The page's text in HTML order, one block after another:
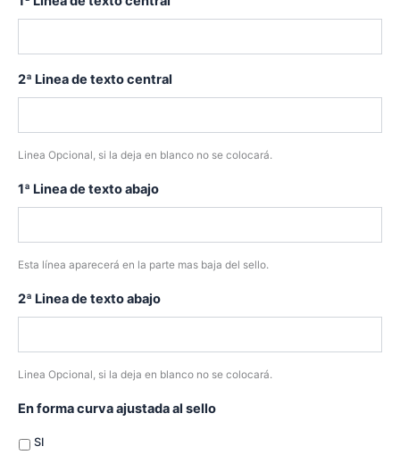
2ª Linea de texto central
Linea Opcional, si la deja en blanco no se colocará.
1ª Linea de texto abajo
Esta línea aparecerá en la parte mas baja del sello.
2ª Linea de texto abajo
Linea Opcional, si la deja en blanco no se colocará.
En forma curva ajustada al sello
SI